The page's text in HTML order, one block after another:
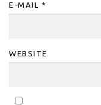
E-MAIL *
WEBSITE